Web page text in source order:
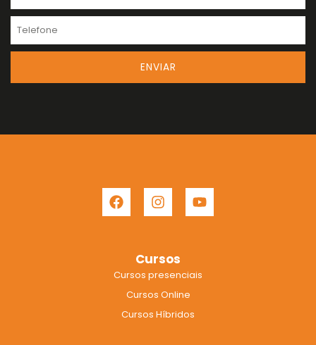
ENVIAR
F
a
c
o
I
n
s
g
r
a
m
Y
o
u
e
Cursos
Cursos presenciais
Cursos Online
Cursos Híbridos